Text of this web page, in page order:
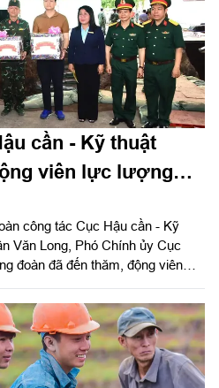
cần - Kỹ thuật
viên Lê Thị Riêng
công tác Cục Hậu cần - Kỹ
Văn Long, Phó Chính ủy Cục
đoàn đã đến thăm, động viên
tính hài cốt liệt sĩ tại Công viên Lê